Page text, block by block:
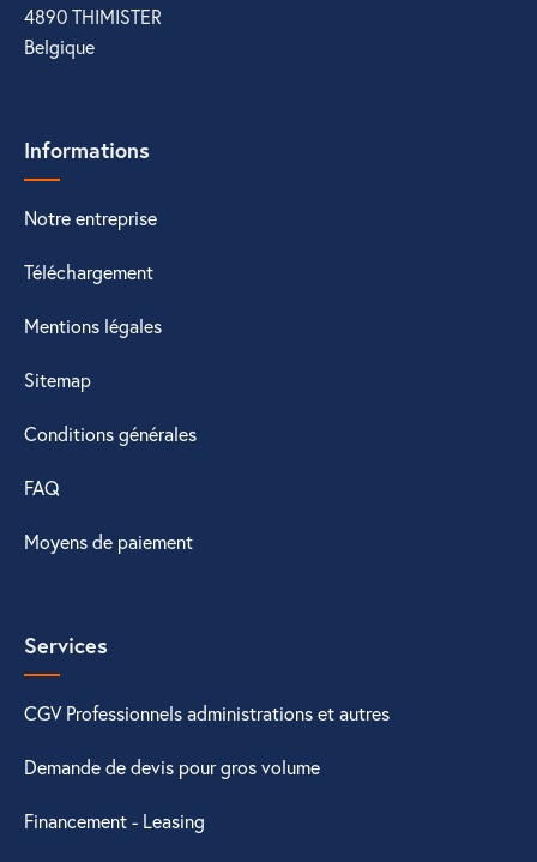
4890 THIMISTER
Belgique
Informations
Notre entreprise
Téléchargement
Mentions légales
Sitemap
Conditions générales
FAQ
Moyens de paiement
Services
CGV Professionnels administrations et autres
Demande de devis pour gros volume
Financement - Leasing